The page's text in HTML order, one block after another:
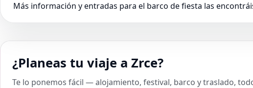
Más información y entradas para el barco de fiesta las
¿Planeas tu viaje a Zrce?
Te lo ponemos fácil — alojamiento, festival, barco y traslado,